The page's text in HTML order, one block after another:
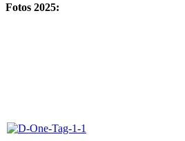
Fotos 2025: